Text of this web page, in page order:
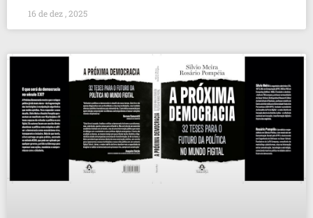
16 de dez , 2025